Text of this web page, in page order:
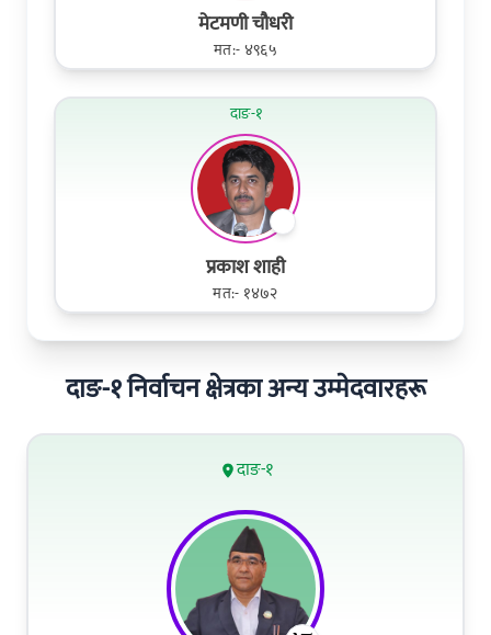
मेटमणी चौधरी
मत:- ४९६५
दाङ-१
प्रकाश शाही
मत:- १४७२
दाङ-१ निर्वाचन क्षेत्रका अन्य उम्मेदवारहरू
दाङ-१